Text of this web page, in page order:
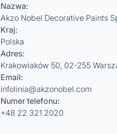
Nazwa:
Akzo Nobel Decorative Paints
Kraj:
Polska
Adres:
Krakowiaków 50, 02-255
Email:
infolinia@akzonobel.com
Numer telefonu:
+48 22 321 2020